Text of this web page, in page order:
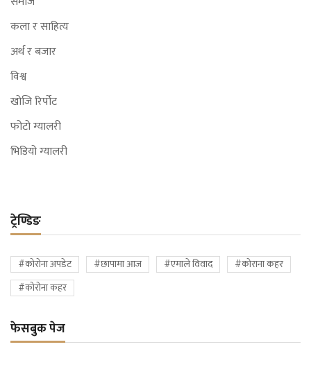
कला र साहित्य
अर्थ र बजार
विश्व
खोजि रिर्पोट
फोटो ग्यालरी
भिडियो ग्यालरी
ट्रेण्डिङ
#कोरोना अपडेट #छापामा आज #एमाले विवाद
#कोराना कहर
#कोरोना कहर
फेसबुक पेज